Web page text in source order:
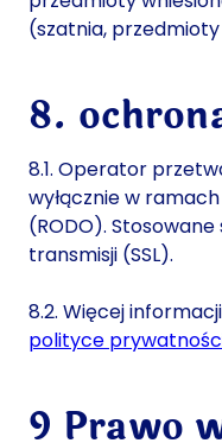
(szatnia,
8.
8.1. Operator
wyłącznie w
(RODO).
transmisji (SSL).
8.2. Więcej
polityce
9 Prawo